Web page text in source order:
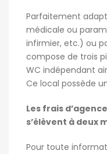
Parfaitement
médicale ou
infirmier, etc.) ou
compose de trois
WC indépendant
Ce local possède
Les frais
s’élèvent à deux
Pour toute